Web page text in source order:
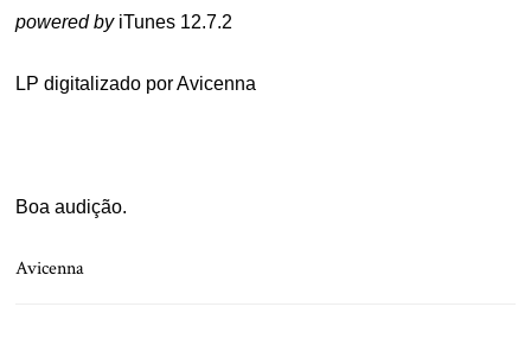
powered byiTunes 12.7.2
LP digitalizado por Avicenna
Boa audição.
Avicenna